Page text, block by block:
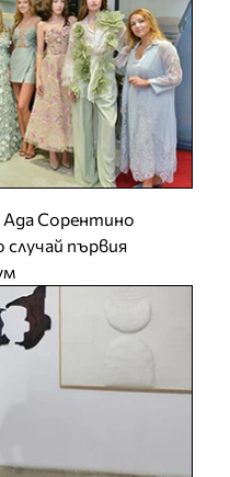
Ада Сорентино
случай първия